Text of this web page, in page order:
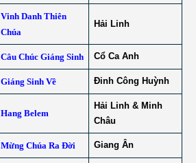
Vinh Danh Thiên
Chúa
Hải Linh
Câu Chúc Giáng Sinh Cổ Ca Anh
Giáng Sinh Về Đinh Công Huỳnh
Hang Belem
Hải Linh & Minh
Châu
Mừng Chúa Ra Đời Giang Ân